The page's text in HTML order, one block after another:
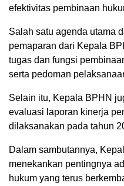
efektivitas pembinaan
Salah satu agenda utama
pemaparan dari Kepala
tugas dan fungsi
serta pedoman
Selain itu, Kepala BPHN
evaluasi laporan kinerja
dilaksanakan pada tahun
Dalam sambutannya,
menekankan pentingnya
hukum yang terus